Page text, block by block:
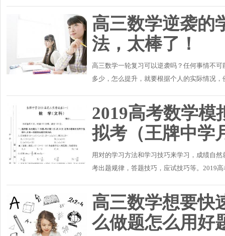
高三数学逆袭的
法，太棒了！
高三数学一轮复习可以逆袭吗？任何事情不
多少，怎么提升，就要根据个人的实际情况
2019高考数学模
拟考（王牌中学
用对的学习方法和学习技巧来学习，成绩自
考出题规律，答题技巧，应试技巧等。2019
高三数学想要快
么做题怎么用好